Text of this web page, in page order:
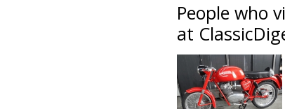
People who
at